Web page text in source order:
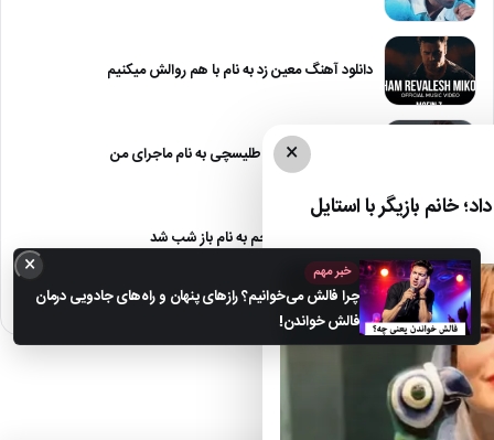
دانلود آهنگ معین زد به نام با هم روالش میکنیم
دانلود آهنگ علیرضا طلیسچی به نام ماجرای من
دانلود آهنگ مهراد جم به نام باز شب شد
×
خانم بازیگر با استایل
×
خبر مهم
چرا فالش می‌خوانیم؟ رازهای پنهان و راه‌های جادویی درمان
فالش خواندن!